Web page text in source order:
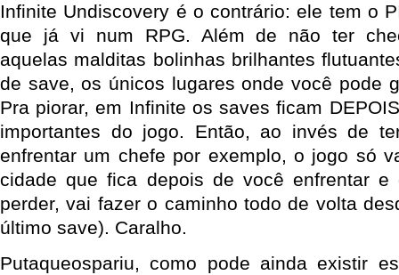
Infinite Undiscovery é o contrário: ele tem o
que já vi num RPG. Além de não ter
aquelas malditas bolinhas brilhantes
de save, os únicos lugares onde você pode
Pra piorar, em Infinite os saves ficam
importantes do jogo. Então, ao invés de
enfrentar um chefe por exemplo, o jogo só
cidade que fica depois de você enfrentar e
perder, vai fazer o caminho todo de volta
último save). Caralho.
Putaqueospariu, como pode ainda existir